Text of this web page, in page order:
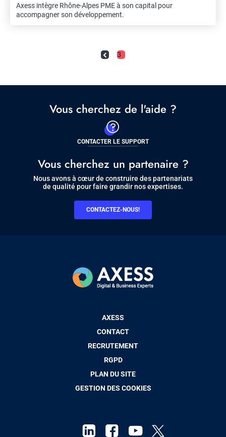
Axess intègre Rhône-Alpes PME à son capital pour
accompagner son développement.
Current
3
Vous cherchez de l'aide ?
CONTACTER LE SUPPORT
Vous cherchez un partenaire ?
Nous avons à cœur de construire des partenariats
de qualité pour faire grandir nos expertises.
CONTACTEZ-NOUS!
AXESS
CONTACT
RECRUTEMENT
RGPD
PLAN DU SITE
GESTION DES COOKIES